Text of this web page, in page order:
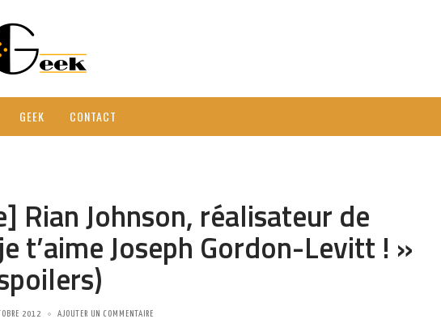
GEEK CONTACT
Rian Johnson, réalisateur de
t’aime Joseph Gordon-Levitt ! »
2012
AJOUTER UN COMMENTAIRE